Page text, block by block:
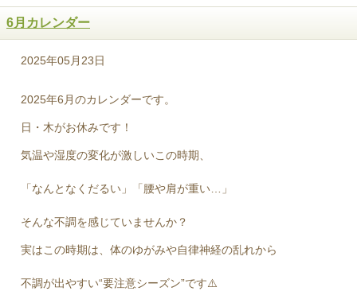
6月カレンダー
2025年05月23日
2025年6月のカレンダーです。
日・木がお休みです！
気温や湿度の変化が激しいこの時期、
「なんとなくだるい」「腰や肩が重い…」
そんな不調を感じていませんか？
実はこの時期は、体のゆがみや自律神経の乱れから
不調が出やすい“要注意シーズン”です⚠️